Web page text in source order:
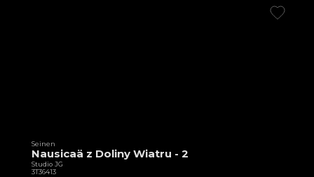
Seinen
Nausicaä z Doliny Wiatru - 2
Studio JG
3T36413